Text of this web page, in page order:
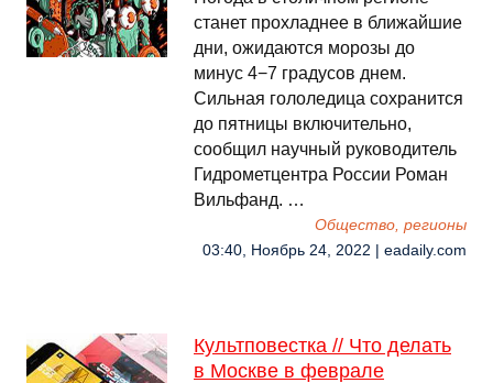
станет прохладнее в ближайшие
дни, ожидаются морозы до
минус 4−7 градусов днем.
Сильная гололедица сохранится
до пятницы включительно,
сообщил научный руководитель
Гидрометцентра России Роман
Вильфанд. …
Общество, регионы
03:40, Ноябрь 24, 2022 | eadaily.com
Культповестка // Что делать
в Москве в феврале